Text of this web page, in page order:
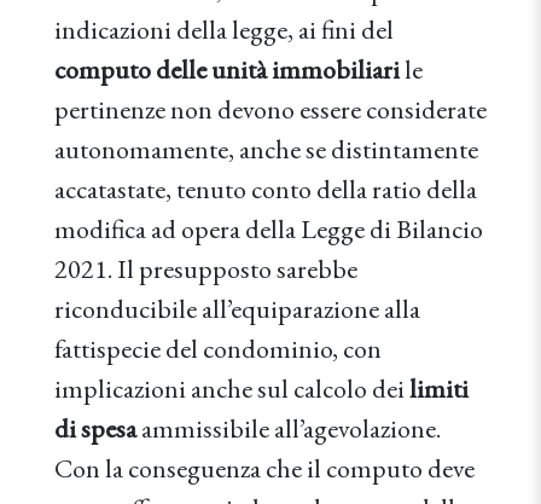
indicazioni della legge, ai fini del
computo delle unità immobiliarile
pertinenze non devono essere considerate
autonomamente, anche se distintamente
accatastate, tenuto conto della ratio della
modifica ad opera della Legge di Bilancio
2021. Il presupposto sarebbe
riconducibile all’equiparazione alla
fattispecie del condominio, con
implicazioni anche sul calcolo deilimiti
di spesaammissibile all’agevolazione.
Con la conseguenza che il computo deve